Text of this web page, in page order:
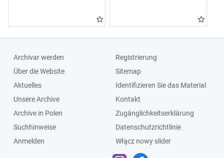
Archivar werden
Über die Website
Aktuelles
Unsere Archive
Archive in Polen
Suchhinweise
Anmelden
Registrierung
Sitemap
Identifizieren Sie das Material
Kontakt
Zugänglichkeitserklärung
Datenschutzrichtlinie
Włącz nowy slider